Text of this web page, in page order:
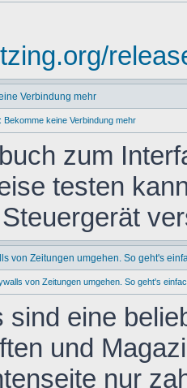
Verbindung mehr
Bekomme keine Verbindung mehr
zum
testen
von Zeitungen umgehen. So geht's
von Zeitungen umgehen. So geht's
sind eine
und
nur